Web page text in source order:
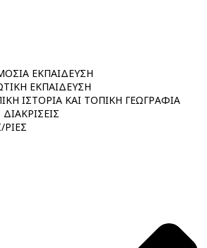
ΕΚΠΑΙΔΕΥΣΗ
ΕΚΠΑΙΔΕΥΣΗ
ΙΣΤΟΡΙΑ ΚΑΙ ΤΟΠΙΚΗ ΓΕΩΓΡΑΦΙΑ